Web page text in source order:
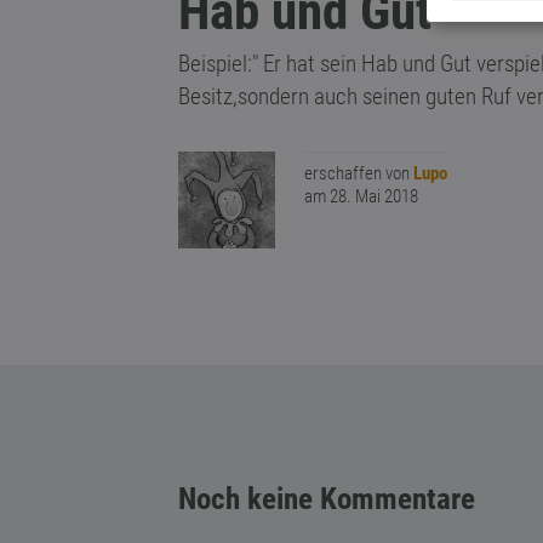
Beispiel:" Er hat sein Hab und Gut
Besitz,sondern auch seinen guten Ruf
erschaffen von Lupo
am 28. Mai 2018
Noch keine Kommentare